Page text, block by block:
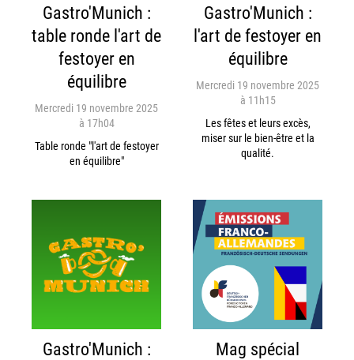
Gastro'Munich :
table ronde l'art de
festoyer en
équilibre
Mercredi 19 novembre 2025
à 17h04
Table ronde "l'art de festoyer
en équilibre"
Gastro'Munich :
l'art de festoyer en
équilibre
Mercredi 19 novembre 2025
à 11h15
Les fêtes et leurs excès,
miser sur le bien-être et la
qualité.
Gastro'Munich :
Mag spécial